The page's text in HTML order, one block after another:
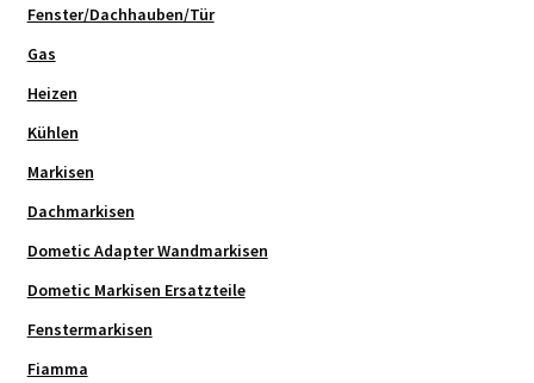
Fenster/Dachhauben/Tür
Gas
Heizen
Kühlen
Markisen
Dachmarkisen
Dometic Adapter Wandmarkisen
Dometic Markisen Ersatzteile
Fenstermarkisen
Fiamma